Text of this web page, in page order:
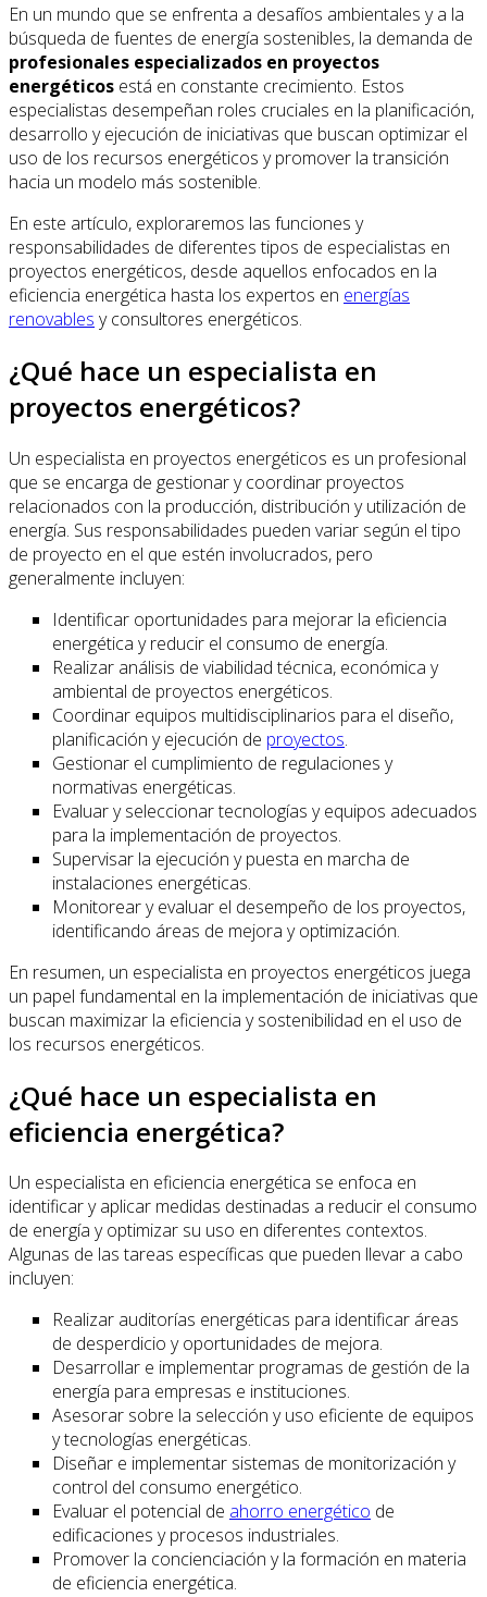
En un mundo que se enfrenta a desafíos ambientales y a la
búsqueda de fuentes de energía sostenibles, la demanda de
profesionales especializados en proyectos
energéticos está en constante crecimiento. Estos
especialistas desempeñan roles cruciales en la planificación,
desarrollo y ejecución de iniciativas que buscan optimizar el
uso de los recursos energéticos y promover la transición
hacia un modelo más sostenible.
En este artículo, exploraremos las funciones y
responsabilidades de diferentes tipos de especialistas en
proyectos energéticos, desde aquellos enfocados en la
eficiencia energética hasta los expertos en energías
renovables y consultores energéticos.
¿Qué hace un especialista en
proyectos energéticos?
Un especialista en proyectos energéticos es un profesional
que se encarga de gestionar y coordinar proyectos
relacionados con la producción, distribución y utilización de
energía. Sus responsabilidades pueden variar según el tipo
de proyecto en el que estén involucrados, pero
generalmente incluyen:
Identificar oportunidades para mejorar la eficiencia
energética y reducir el consumo de energía.
Realizar análisis de viabilidad técnica, económica y
ambiental de proyectos energéticos.
Coordinar equipos multidisciplinarios para el diseño,
planificación y ejecución de proyectos.
Gestionar el cumplimiento de regulaciones y
normativas energéticas.
Evaluar y seleccionar tecnologías y equipos adecuados
para la implementación de proyectos.
Supervisar la ejecución y puesta en marcha de
instalaciones energéticas.
Monitorear y evaluar el desempeño de los proyectos,
identificando áreas de mejora y optimización.
En resumen, un especialista en proyectos energéticos juega
un papel fundamental en la implementación de iniciativas que
buscan maximizar la eficiencia y sostenibilidad en el uso de
los recursos energéticos.
¿Qué hace un especialista en
eficiencia energética?
Un especialista en eficiencia energética se enfoca en
identificar y aplicar medidas destinadas a reducir el consumo
de energía y optimizar su uso en diferentes contextos.
Algunas de las tareas específicas que pueden llevar a cabo
incluyen:
Realizar auditorías energéticas para identificar áreas
de desperdicio y oportunidades de mejora.
Desarrollar e implementar programas de gestión de la
energía para empresas e instituciones.
Asesorar sobre la selección y uso eficiente de equipos
y tecnologías energéticas.
Diseñar e implementar sistemas de monitorización y
control del consumo energético.
Evaluar el potencial de ahorro energético de
edificaciones y procesos industriales.
Promover la concienciación y la formación en materia
de eficiencia energética.